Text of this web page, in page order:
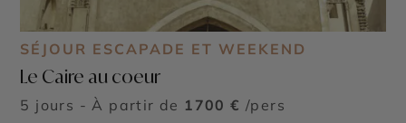
SÉJOUR ESCAPADE ET WEEKEND
Le Caire au coeur
5 jours - À partir de 1700 € /pers